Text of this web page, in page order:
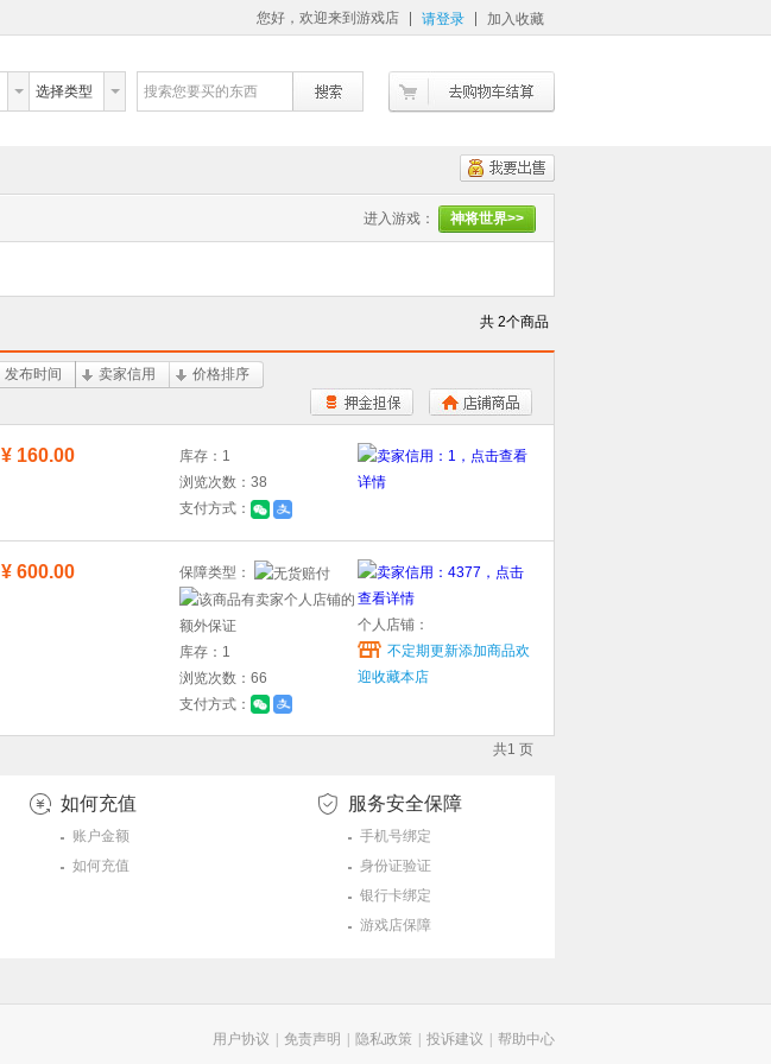
您好，欢迎来到游戏店 请登录 加入收藏
选择类型 搜索您要买的东西
进入游戏： 神将世界>>
共 2个商品
发布时间 卖家信用 价格排序
¥ 160.00
库存：1
浏览次数：38
支付方式：
¥ 600.00 保障类型：
库存：1
浏览次数：66
支付方式：
个人店铺：
不定期更新添加商品欢
迎收藏本店
共1 页
如何充值
账户金额
如何充值
服务安全保障
手机号绑定
身份证验证
银行卡绑定
游戏店保障
帮助中心
|
投诉建议
|
隐私政策
|
免责声明
|
用户协议